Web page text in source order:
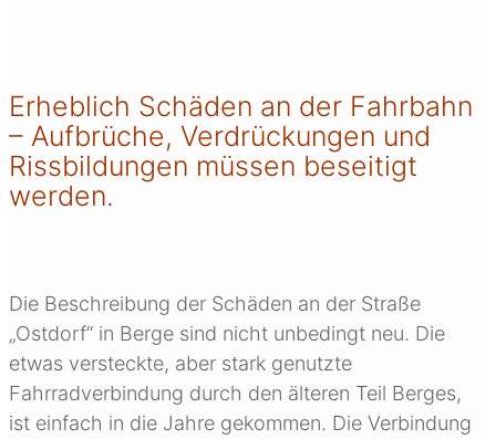
Erheblich Schäden an der Fahrbahn
– Aufbrüche, Verdrückungen und
Rissbildungen müssen beseitigt
werden.
Die Beschreibung der Schäden an der Straße
„Ostdorf“ in Berge sind nicht unbedingt neu. Die
etwas versteckte, aber stark genutzte
Fahrradverbindung durch den älteren Teil Berges,
ist einfach in die Jahre gekommen. Die Verbindung